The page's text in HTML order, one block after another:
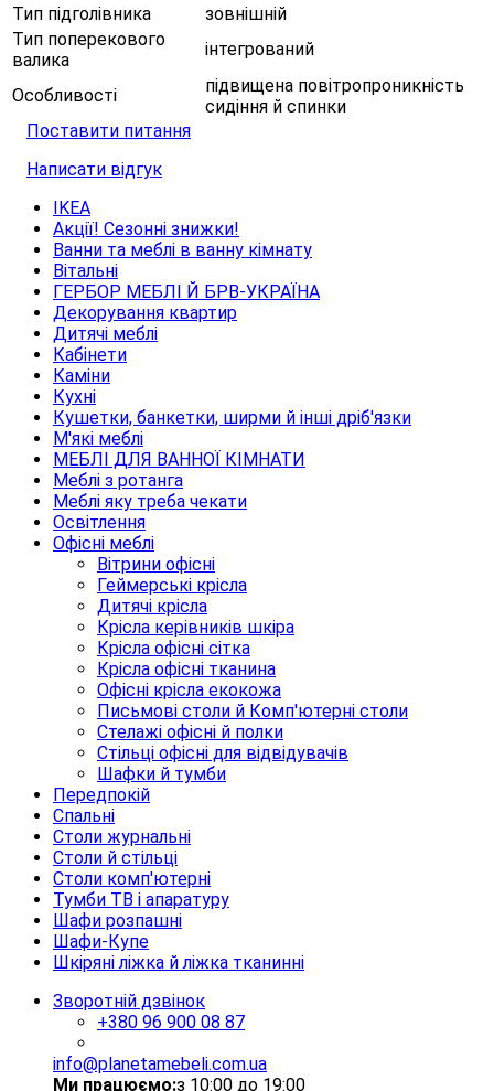
Тип підголівника
зовнішній
Тип поперекового
валика
інтегрований
Особливості
підвищена повітропроникність
сидіння й спинки
Поставити питання
Написати відгук
IKEA
Акції! Сезонні знижки!
Ванни та меблі в ванну кімнату
Вітальні
ГЕРБОР МЕБЛІ Й БРВ-УКРАЇНА
Декорування квартир
Дитячі меблі
Кабінети
Каміни
Кухні
Кушетки, банкетки, ширми й інші дріб'язки
М'які меблі
МЕБЛІ ДЛЯ ВАННОЇ КІМНАТИ
Меблі з ротанга
Меблі яку треба чекати
Освітлення
Офісні меблі
Вітрини офісні
Геймерські крісла
Дитячі крісла
Крісла керівників шкіра
Крісла офісні сітка
Крісла офісні тканина
Офісні крісла екокожа
Письмові столи й Комп'ютерні столи
Стелажі офісні й полки
Стільці офісні для відвідувачів
Шафки й тумби
Передпокій
Спальні
Столи журнальні
Столи й стільці
Столи комп'ютерні
Тумби ТВ і апаратуру
Шафи розпашні
Шафи-Купе
Шкіряні ліжка й ліжка тканинні
Зворотній дзвінок
+380 96 900 08 87
info@planetamebeli.com.ua
Ми працюємо:з 10:00 до 19:00